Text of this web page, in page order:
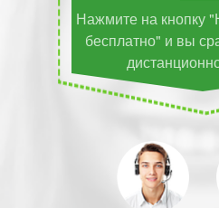
Нажмите на кнопку
бесплатно" и вы